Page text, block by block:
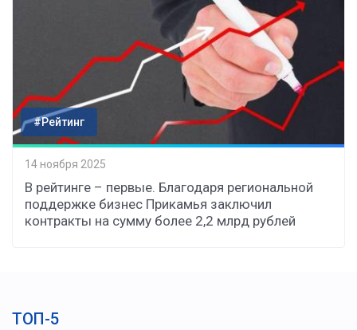
#Рейтинг
14 ноября 2025
В рейтинге – первые. Благодаря региональной
поддержке бизнес Прикамья заключил
контракты на сумму более 2,2 млрд рублей
ТОП-5